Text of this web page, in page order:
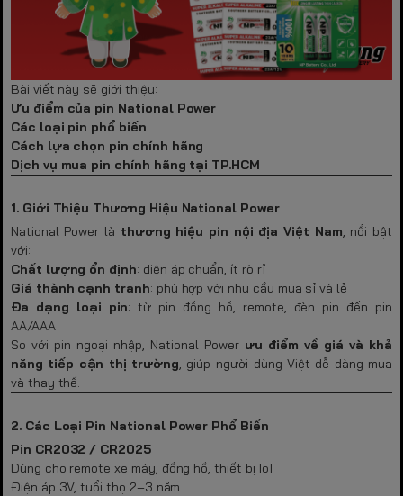
Bài viết này sẽ giới thiệu:
Ưu điểm của pin National Power
Các loại pin phổ biến
Cách lựa chọn pin chính hãng
Dịch vụ mua pin chính hãng tại TP.HCM
1. Giới Thiệu Thương Hiệu National Power
National Power là thương hiệu pin nội địa Việt Nam, nổi bật
với:
Chất lượng ổn định: điện áp chuẩn, ít rò rỉ
Giá thành cạnh tranh: phù hợp với nhu cầu mua sỉ và lẻ
Đa dạng loại pin: từ pin đồng hồ, remote, đèn pin đến pin
AA/AAA
So với pin ngoại nhập, National Power ưu điểm về giá và khả
năng tiếp cận thị trường, giúp người dùng Việt dễ dàng mua
và thay thế.
2. Các Loại Pin National Power Phổ Biến
Pin CR2032 / CR2025
Dùng cho remote xe máy, đồng hồ, thiết bị IoT
Điện áp 3V, tuổi thọ 2–3 năm